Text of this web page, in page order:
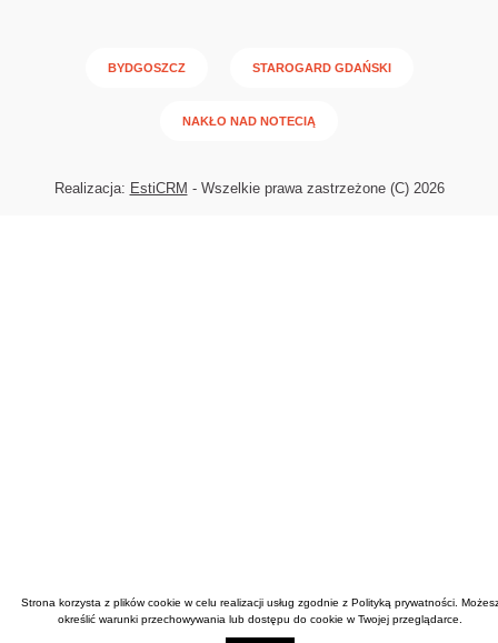
BYDGOSZCZ STAROGARD GDAŃSKI
NAKŁO NAD NOTECIĄ
Realizacja: EstiCRM - Wszelkie prawa zastrzeżone (C) 2026
Strona korzysta z plików cookie w celu realizacji usług zgodnie z Polityką prywatności.
określić warunki przechowywania lub dostępu do cookie w Twojej przeglądarce.